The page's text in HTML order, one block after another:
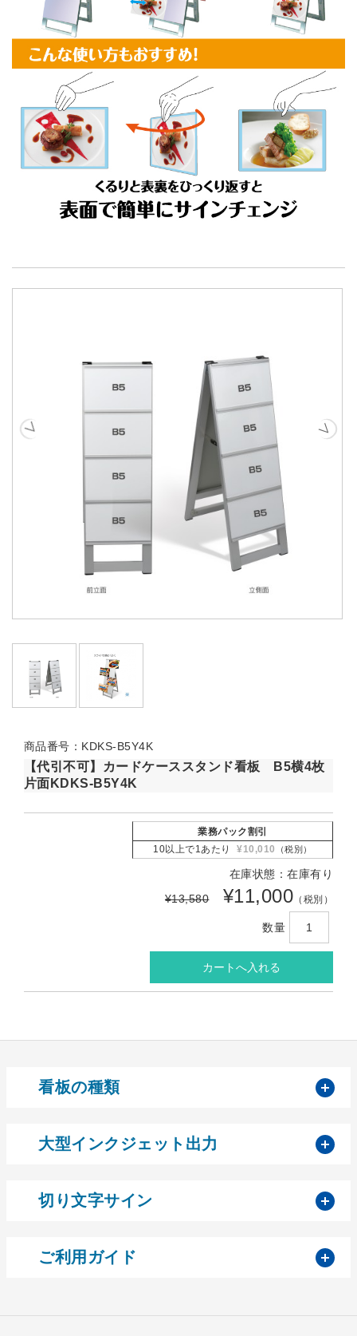
商品番号：KDKS-B5Y4K
【代引不可】カードケーススタンド看板 B5横4枚
片面KDKS-B5Y4K
業務パック割引
10以上で1あたり
¥10,010 （税別）
在庫状態：在庫有り
¥13,580
¥11,000 （税別）
数量
看板の種類
大型インクジェット出力
切り文字サイン
ご利用ガイド